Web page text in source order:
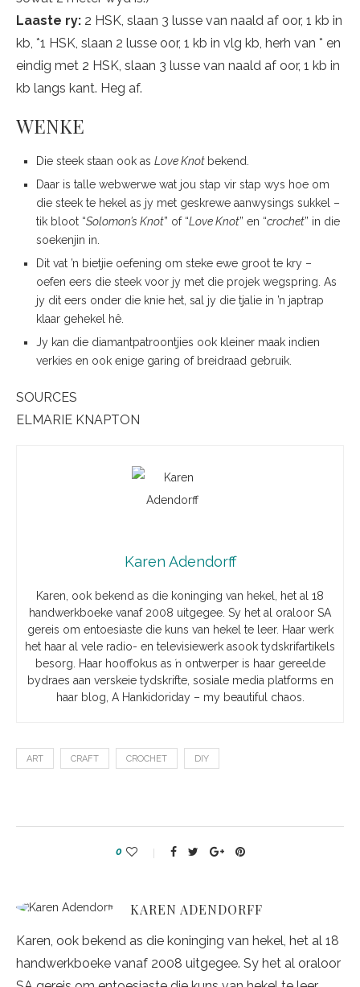
Laaste ry: 2 HSK, slaan 3 lusse van naald af oor, 1 kb in
kb, *1 HSK, slaan 2 lusse oor, 1 kb in vlg kb, herh van * en
eindig met 2 HSK, slaan 3 lusse van naald af oor, 1 kb in
kb langs kant. Heg af.
WENKE
Die steek staan ook as Love Knot bekend.
Daar is talle webwerwe wat jou stap vir stap wys hoe om
die steek te hekel as jy met geskrewe aanwysings sukkel –
tik bloot “Solomon’s Knot” of “Love Knot” en “crochet” in die
soekenjin in.
Dit vat ’n bietjie oefening om steke ewe groot te kry –
oefen eers die steek voor jy met die projek wegspring. As
jy dit eers onder die knie het, sal jy die tjalie in ’n japtrap
klaar gehekel hê.
Jy kan die diamantpatroontjies ook kleiner maak indien
verkies en ook enige garing of breidraad gebruik.
SOURCES
ELMARIE KNAPTON
Karen Adendorff
Karen, ook bekend as die koninging van hekel, het al 18
handwerkboeke vanaf 2008 uitgegee. Sy het al oraloor SA
gereis om entoesiaste die kuns van hekel te leer. Haar werk
het haar al vele radio- en televisiewerk asook tydskrifartikels
besorg. Haar hooffokus as ŉ ontwerper is haar gereelde
bydraes aan verskeie tydskrifte, sosiale media platforms en
haar blog, A Hankidoriday – my beautiful chaos.
ART CRAFT CROCHET DIY
0
KAREN ADENDORFF
Karen, ook bekend as die koninging van hekel, het al 18
handwerkboeke vanaf 2008 uitgegee. Sy het al oraloor